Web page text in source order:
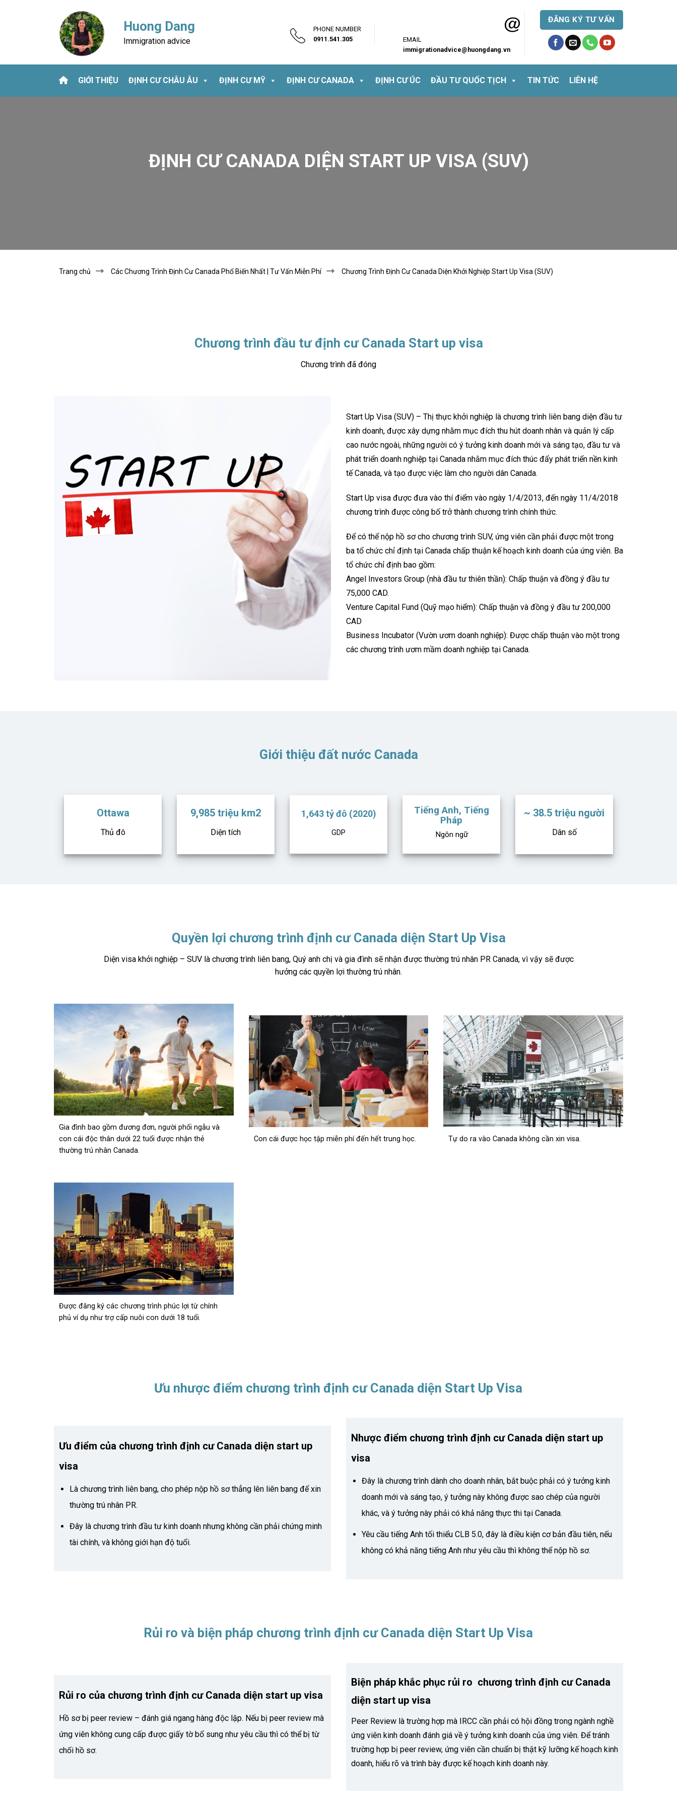
Huong Dang
Immigration advice
PHONE NUMBER
0911.541.305
EMAIL
immigrationadvice@huongdang.vn
ĐĂNG KÝ TƯ VẤN
GIỚI THIỆU ĐỊNH CƯ CHÂU ÂU ĐỊNH CƯ MỸ ĐỊNH CƯ CANADA ĐỊNH CƯ ÚC ĐẦU TƯ QUỐC TỊCH TIN TỨC LIÊN HỆ
ĐỊNH CƯ CANADA DIỆN START UP VISA (SUV)
Trang chủ Các Chương Trình Định Cư Canada Phổ Biến Nhất | Tư Vấn Miễn Phí Chương Trình Định Cư Canada Diện Khởi Nghiệp Start Up Visa (SUV)
Chương trình đầu tư định cư Canada Start up visa
Chương trình đã đóng
Start Up Visa (SUV) – Thị thực khởi nghiệp là chương trình liên bang diện đầu tư
kinh doanh, được xây dựng nhằm mục đích thu hút doanh nhân và quản lý cấp
cao nước ngoài, những người có ý tưởng kinh doanh mới và sáng tạo, đầu tư và
phát triển doanh nghiệp tại Canada nhằm mục đích thúc đẩy phát triển nền kinh
tế Canada, và tạo được việc làm cho người dân Canada.
Start Up visa được đưa vào thí điểm vào ngày 1/4/2013, đến ngày 11/4/2018
chương trình được công bố trở thành chương trình chính thức.
Để có thể nộp hồ sơ cho chương trình SUV, ứng viên cần phải được một trong
ba tổ chức chỉ định tại Canada chấp thuận kế hoạch kinh doanh của ứng viên. Ba
tổ chức chỉ định bao gồm:
Angel Investors Group (nhà đầu tư thiên thần): Chấp thuận và đồng ý đầu tư
75,000 CAD.
Venture Capital Fund (Quỹ mạo hiểm): Chấp thuận và đồng ý đầu tư 200,000
CAD
Business Incubator (Vườn ươm doanh nghiệp): Được chấp thuận vào một trong
các chương trình ươm mầm doanh nghiệp tại Canada.
Giới thiệu đất nước Canada
Ottawa
Thủ đô
9,985 triệu km2
Diện tích
1,643 tỷ đô (2020)
GDP
Tiếng Anh, Tiếng
Pháp
Ngôn ngữ
~ 38.5 triệu người
Dân số
Quyền lợi chương trình định cư Canada diện Start Up Visa
Diện visa khởi nghiệp – SUV là chương trình liên bang, Quý anh chị và gia đình sẽ nhận được thường trú nhân PR Canada, vì vậy sẽ được
hưởng các quyền lợi thường trú nhân.
Gia đình bao gồm đương đơn, người phối ngẫu và
con cái độc thân dưới 22 tuổi được nhận thẻ
thường trú nhân Canada.
Con cái được học tập miễn phí đến hết trung học. Tự do ra vào Canada không cần xin visa.
Được đăng ký các chương trình phúc lợi từ chính
phủ ví dụ như trợ cấp nuôi con dưới 18 tuổi.
Ưu nhược điểm chương trình định cư Canada diện Start Up Visa
Ưu điểm của chương trình định cư Canada diện start up
visa
Là chương trình liên bang, cho phép nộp hồ sơ thẳng lên liên bang để xin
thường trú nhân PR.
Đây là chương trình đầu tư kinh doanh nhưng không cần phải chứng minh
tài chính, và không giới hạn độ tuổi.
Nhược điểm chương trình định cư Canada diện start up
visa
Đây là chương trình dành cho doanh nhân, bắt buộc phải có ý tưởng kinh
doanh mới và sáng tạo, ý tưởng này không được sao chép của người
khác, và ý tưởng này phải có khả năng thực thi tại Canada.
Yêu cầu tiếng Anh tối thiểu CLB 5.0, đây là điều kiện cơ bản đầu tiên, nếu
không có khả năng tiếng Anh như yêu cầu thì không thể nộp hồ sơ.
Rủi ro và biện pháp chương trình định cư Canada diện Start Up Visa
Rủi ro của chương trình định cư Canada diện start up visa
Hồ sơ bị peer review – đánh giá ngang hàng độc lập. Nếu bị peer review mà
ứng viên không cung cấp được giấy tờ bổ sung như yêu cầu thì có thể bị từ
chối hồ sơ.
Biện pháp khắc phục rủi ro chương trình định cư Canada
diện start up visa
Peer Review là trường hợp mà IRCC cần phải có hội đồng trong ngành nghề
ứng viên kinh doanh đánh giá về ý tưởng kinh doanh của ứng viên. Để tránh
trường hợp bị peer review, ứng viên cần chuẩn bị thật kỹ lưỡng kế hoạch kinh
doanh, hiểu rõ và trình bày được kế hoạch kinh doanh này.